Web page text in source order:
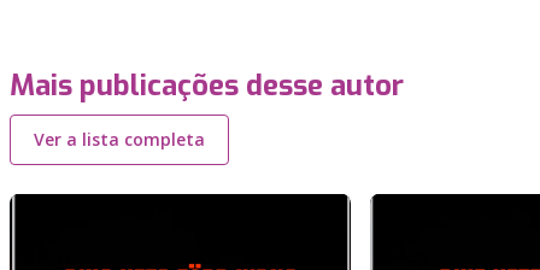
Mais publicações desse autor
Ver a lista completa